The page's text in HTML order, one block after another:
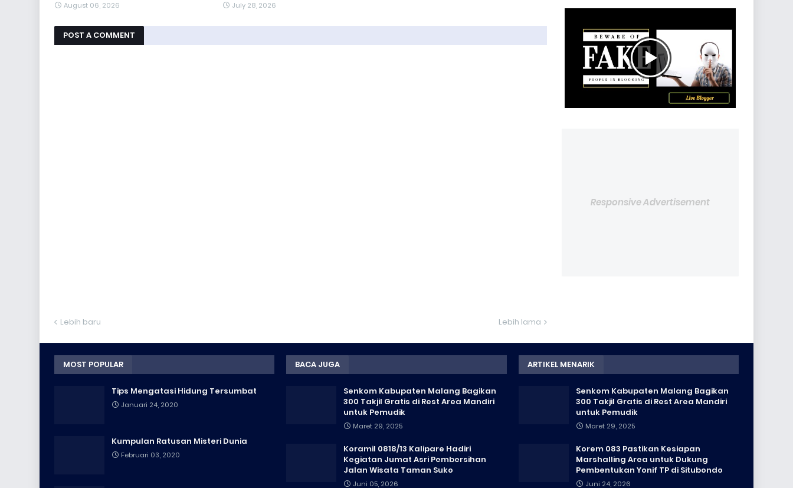
August 06, 2026 July 28, 2026
POST A COMMENT
Lebih baru Lebih lama
Responsive Advertisement
MOST POPULAR
Tips Mengatasi Hidung Tersumbat
Januari 24, 2020
Kumpulan Ratusan Misteri Dunia
Februari 03, 2020
BACA JUGA
Senkom Kabupaten Malang Bagikan
300 Takjil Gratis di Rest Area Mandiri
untuk Pemudik
Maret 29, 2025
Koramil 0818/13 Kalipare Hadiri
Kegiatan Jumat Asri Pembersihan
Jalan Wisata Taman Suko
Juni 05, 2026
ARTIKEL MENARIK
Senkom Kabupaten Malang Bagikan
300 Takjil Gratis di Rest Area Mandiri
untuk Pemudik
Maret 29, 2025
Korem 083 Pastikan Kesiapan
Marshalling Area untuk Dukung
Pembentukan Yonif TP di Situbondo
Juni 24, 2026